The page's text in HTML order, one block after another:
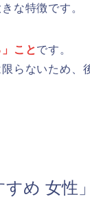
な特徴です。
ことです。
らないため、
め 女性